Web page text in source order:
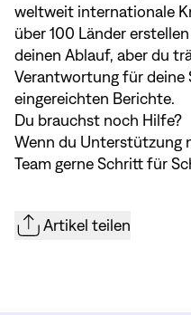
weltweit internationale
über 100 Länder
deinen Ablauf, aber du
Verantwortung für deine
eingereichten Berichte.
Du brauchst noch Hilfe?
Wenn du Unterstützung
Team gerne Schritt für
Artikel teilen